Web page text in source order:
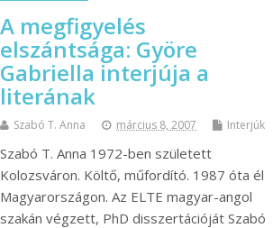
A megfigyelés
elszántsága: Györe
Gabriella interjúja a
literának
Szabó T. Anna március 8, 2007 Interjúk
Szabó T. Anna 1972-ben született
Kolozsváron. Költő, műfordító. 1987 óta él
Magyarországon. Az ELTE magyar-angol
szakán végzett, PhD disszertációját Szabó